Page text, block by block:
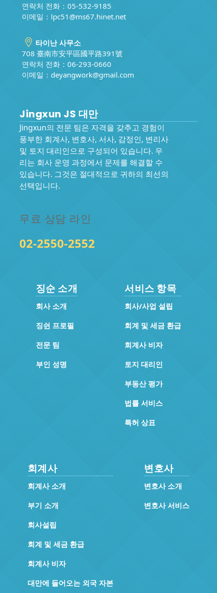
연락처 전화：05-532-9185
이메일： lpc51@ms67.hinet.net
타이난 사무소
708 臺南市安平區國平路391號
연락처 전화：06-293-0660
이메일： deyangwork@gmail.com
Jingxun JS 대만
Jingxun의 전문 팀은 자격을 갖추고 경험이
풍부한 회계사, 변호사, 서사, 감정인, 변리사
및 토지 대리인으로 구성되어 있습니다. 우
리는 회사 운영 과정에서 문제를 해결할 수
있습니다. 그것은 절대적으로 귀하의 최선의
선택입니다.
무료 상담 라인
02-2550-2552
징순 소개
회사 소개
징쉰 프로필
전문 팀
부인 성명
서비스 항목
회사/사업 설립
회계 및 세금 환급
회계사 비자
토지 대리인
부동산 평가
법률 서비스
특허 상표
회계사
회계사 소개
부기 소개
회사설립
회계 및 세금 환급
회계사 비자
대만에 들어오는 외국 자본
변호사
변호사 소개
변호사 서비스